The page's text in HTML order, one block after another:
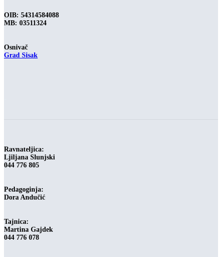
OIB: 54314584088
MB: 03511324
Osnivač
Grad Sisak
Ravnateljica:
Ljiljana Slunjski
044 776 805
Pedagoginja:
Dora Andučić
Tajnica:
Martina Gajdek
044 776 078